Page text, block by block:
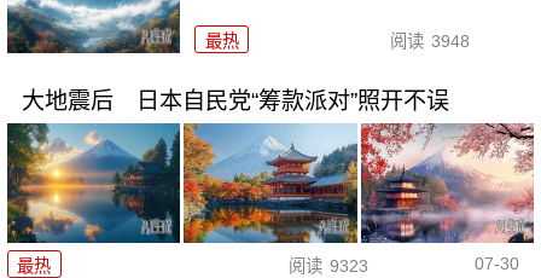
最热 阅读 3948
大地震后 日本自民党“筹款派对”照开不误
最热 阅读 9323 07-30